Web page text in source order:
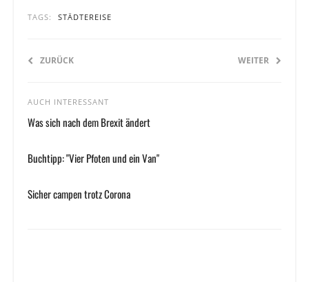
TAGS: STÄDTEREISE
ZURÜCK WEITER
AUCH INTERESSANT
Was sich nach dem Brexit ändert
Buchtipp: "Vier Pfoten und ein Van"
Sicher campen trotz Corona